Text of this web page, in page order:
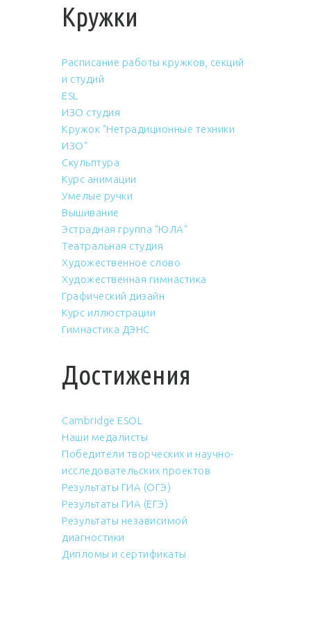
Кружки
Расписание работы кружков, секций
и студий
ESL
ИЗО студия
Кружок "Нетрадиционные техники
ИЗО"
Скульптура
Курс анимации
Умелые ручки
Вышивание
Эстрадная группа "ЮЛА"
Театральная студия
Художественное слово
Художественная гимнастика
Графический дизайн
Курс иллюстрации
Гимнастика ДЭНС
Достижения
Cambridge ESOL
Наши медалисты
Победители творческих и научно-
исследовательских проектов
Результаты ГИА (ОГЭ)
Результаты ГИА (ЕГЭ)
Результаты независимой
диагностики
Дипломы и сертификаты